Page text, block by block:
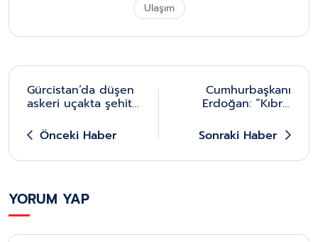
Ulaşım
Gürcistan’da düşen
askeri uçakta şehit
kahramanlarımızın
naaşları Ankara’ya
getirildi
Önceki Haber
Cumhurbaşkanı
Erdoğan: “Kıbrıs
gerçekçi çözüm,
Ada’da iki devletin
bir arada var
Sonraki Haber
YORUM YAP